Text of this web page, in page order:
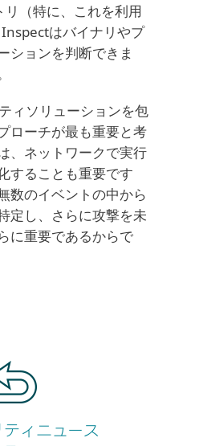
リ（特に、これを利用
Inspectはバイナリやプ
ションを判断できま
ィソリューションを包
ローチが最も重要と考
、ネットワークで実行
することも重要です
数のイベントの中から
定し、さらに攻撃を未
に重要であるからで
ィニュース